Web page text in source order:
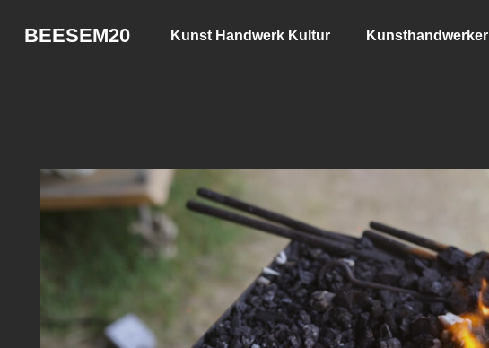
BEESEM20 Kunst Handwerk Kultur Kunsthandwerker